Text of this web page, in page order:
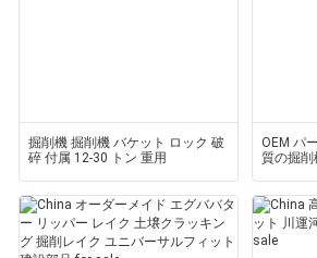
掘削機 掘削機 バケット ロック 破
碎 付属 12-30 トン 重用
OEM パ
質の掘削